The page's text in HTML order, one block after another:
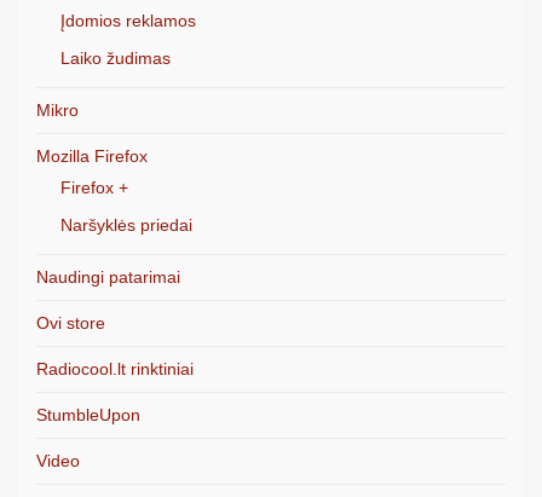
Įdomios reklamos
Laiko žudimas
Mikro
Mozilla Firefox
Firefox +
Naršyklės priedai
Naudingi patarimai
Ovi store
Radiocool.lt rinktiniai
StumbleUpon
Video